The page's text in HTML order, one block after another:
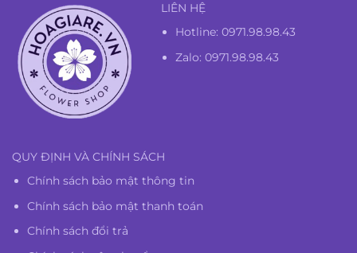
LIÊN HỆ
Hotline:0971.98.98.43
Zalo: 0971.98.98.43
QUY ĐỊNH VÀ CHÍNH SÁCH
Chính sách bảo mật thông tin
Chính sách bảo mật thanh toán
Chính sách đổi trả